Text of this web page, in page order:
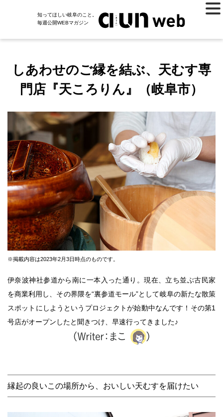
知ってほしい岐阜のこと。
毎週公開WEBマガジン
しあわせのご縁を結ぶ、天むす専
門店『天ころりん』（岐阜市）
※掲載内容は2023年2月3日時点のものです。
伊奈波神社参道から南に一本入った通り。現在、立ち並ぶ古民家
を商業利用し、その界隈を“裏参道モール”として岐阜の新たな散策
スポットにしようというプロジェクトが始動中なんです！その第1
号店がオープンしたと聞きつけ、早速行ってきました♪
縁起の良いこの場所から、おいしい天むすを届けたい